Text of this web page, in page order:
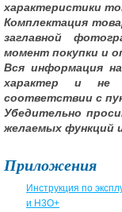
характеристики
Комплектация
заглавной
момент покупки и
Вся информация
характер и не
соответствии с
Убедительно
желаемых функций
Приложения
Инструкция по
и H3O+